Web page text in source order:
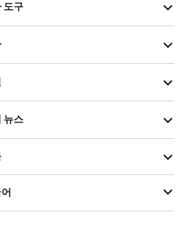
도구
뉴스